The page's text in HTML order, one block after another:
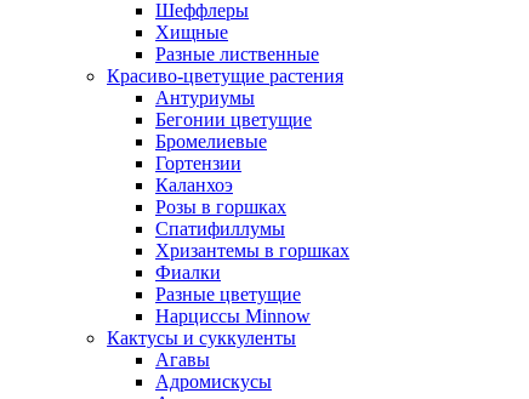
Шеффлеры
Хищные
Разные лиственные
Красиво-цветущие растения
Антуриумы
Бегонии цветущие
Бромелиевые
Гортензии
Каланхоэ
Розы в горшках
Спатифиллумы
Хризантемы в горшках
Фиалки
Разные цветущие
Нарциссы Minnow
Кактусы и суккуленты
Агавы
Адромискусы